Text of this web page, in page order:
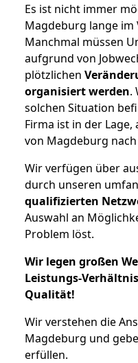
Es ist nicht immer
Magdeburg lange im
Manchmal müssen
aufgrund von
plötzlichen
organisiert werden.
solchen Situation
Firma ist in der
von Magdeburg
Wir verfügen über
durch unseren
qualifizierten
Auswahl an
Problem löst.
Wir legen großen
Leistungs-
Qualität!
Wir verstehen die
Magdeburg und
erfüllen.